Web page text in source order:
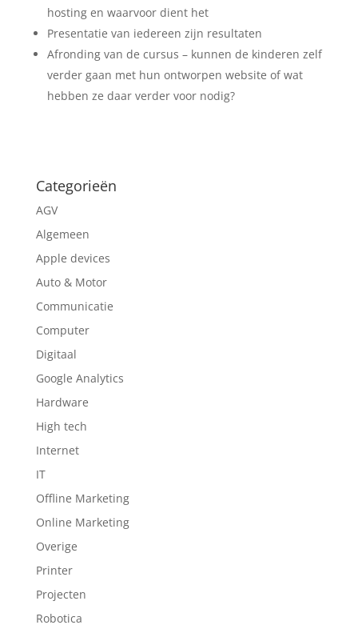
hosting en waarvoor dient het
Presentatie van iedereen zijn resultaten
Afronding van de cursus – kunnen de kinderen zelf
verder gaan met hun ontworpen website of wat
hebben ze daar verder voor nodig?
Categorieën
AGV
Algemeen
Apple devices
Auto & Motor
Communicatie
Computer
Digitaal
Google Analytics
Hardware
High tech
Internet
IT
Offline Marketing
Online Marketing
Overige
Printer
Projecten
Robotica